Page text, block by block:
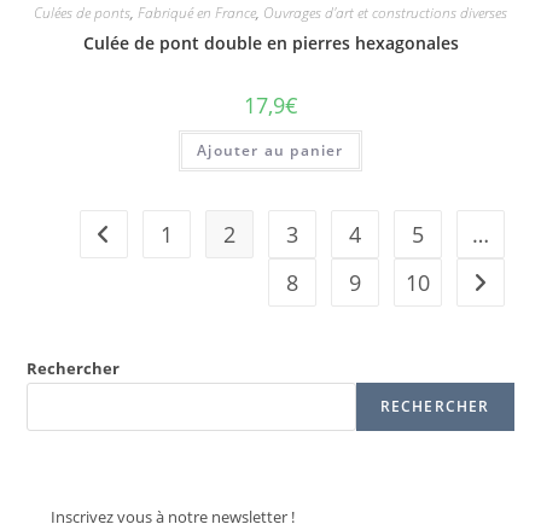
Culées de ponts, Fabriqué en France, Ouvrages d'art et constructions diverses
Culée de pont double en pierres hexagonales
17,9€
Ajouter au panier
1 2 3 4 5
…
8
9 10
Rechercher
RECHERCHER
Inscrivez vous à notre newsletter !